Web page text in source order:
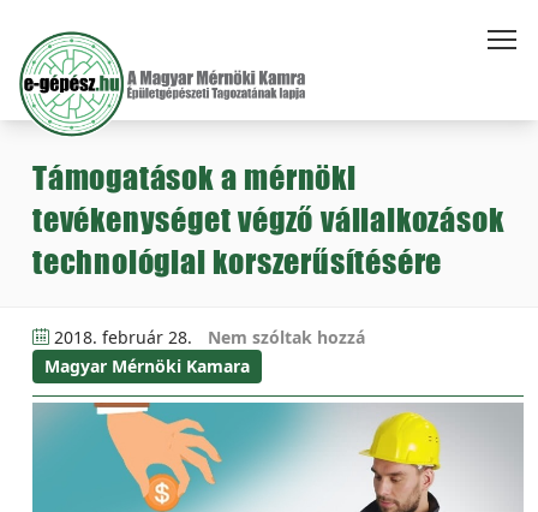
Támogatások a mérnöki
tevékenységet végző vállalkozások
technológiai korszerűsítésére
2018. február 28.
Nem szóltak hozzá
Magyar Mérnöki Kamara